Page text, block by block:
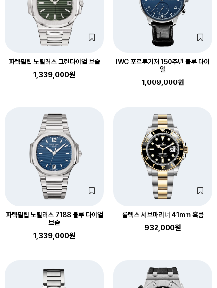
파텍필립 노틸러스 그린다이얼 브슬
1,339,000원
IWC 포르투기저 150주년 블루 다이
얼
1,009,000원
파텍필립 노틸러스 7188 블루 다이얼
브슬
1,339,000원
롤렉스 서브마리너 41mm 흑콤
932,000원